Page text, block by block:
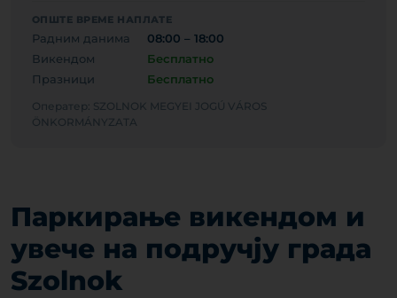
ОПШТЕ ВРЕМЕ НАПЛАТЕ
Радним данима
08:00 – 18:00
Викендом
Бесплатно
Празници
Бесплатно
Оператер: SZOLNOK MEGYEI JOGÚ VÁROS
ÖNKORMÁNYZATA
Паркирање викендом и
увече на подручју града
Szolnok